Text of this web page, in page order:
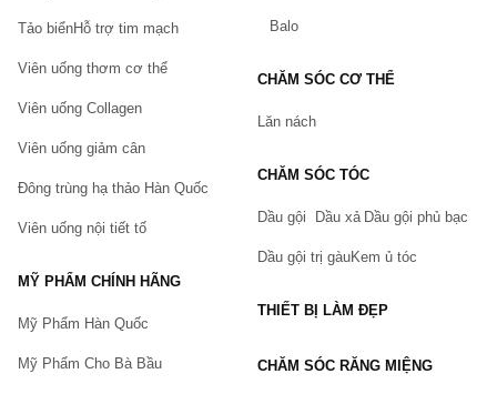
Tảo biểnHỗ trợ tim mạch
Viên uống thơm cơ thể
Viên uống Collagen
Viên uống giảm cân
Đông trùng hạ thảo Hàn Quốc
Viên uống nội tiết tố
MỸ PHẨM CHÍNH HÃNG
Mỹ Phẩm Hàn Quốc
Mỹ Phẩm Cho Bà Bầu
Balo
CHĂM SÓC CƠ THỂ
Lăn nách
CHĂM SÓC TÓC
Dầu gội Dầu xả Dầu gội phủ bạc
Dầu gội trị gàuKem ủ tóc
THIẾT BỊ LÀM ĐẸP
CHĂM SÓC RĂNG MIỆNG